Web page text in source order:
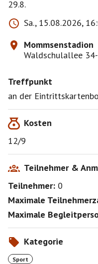
Sa., 15.08.2026,
Mommsenstadion
Waldschulallee
Treffpunkt
an der
Kosten
12/9
Teilnehmer &
Teilnehmer: 0
Maximale
Maximale
Kategorie
Sport